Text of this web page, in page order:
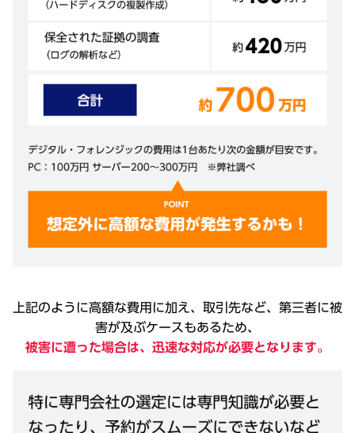
上記のように高額な費用に加え、取引先など、第三者に被
害が及ぶケースもあるため、
被害に遭った場合は、迅速な対応が必要となります。